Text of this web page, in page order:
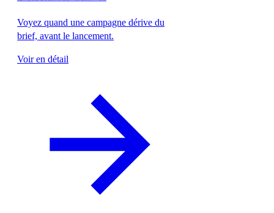
Voyez quand une campagne dérive du
brief, avant le lancement.
Voir en détail